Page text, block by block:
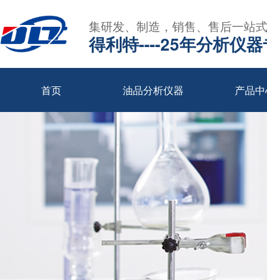
集研发、制造，销售、售后一站
得利特----25年分析仪
首页 油品分析仪器 产品